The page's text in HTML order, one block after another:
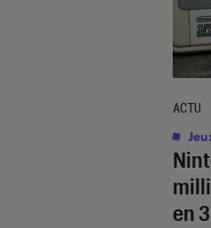
en
ACTU